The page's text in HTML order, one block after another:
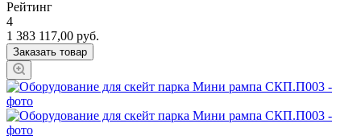
Рейтинг
4
1 383 117,00 руб.
Заказать товар